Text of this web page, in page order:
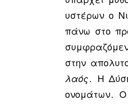
υστέρων ο
πάνω στο
στην
λαός. Η
ονομάτων. Ο